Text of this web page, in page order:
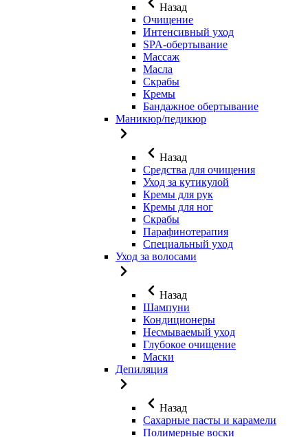
Назад
Очищение
Интенсивный уход
SPA-обертывание
Массаж
Масла
Скрабы
Кремы
Бандажное обертывание
Маникюр/педикюр
Назад
Средства для очищения
Уход за кутикулой
Кремы для рук
Кремы для ног
Скрабы
Парафинотерапия
Специальный уход
Уход за волосами
Назад
Шампуни
Кондиционеры
Несмываемый уход
Глубокое очищение
Маски
Депиляция
Назад
Сахарные пасты и карамели
Полимерные воски